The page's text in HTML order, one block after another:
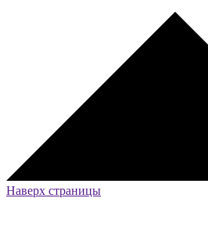
Наверх страницы